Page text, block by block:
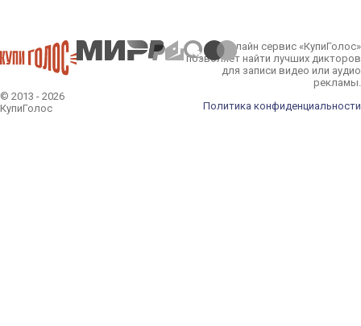
© 2013 - 2026
КупиГолос
Онлайн сервис «КупиГолос»
позволяет найти лучших дикторов
для записи видео или аудио
рекламы.
Политика конфиденциальности